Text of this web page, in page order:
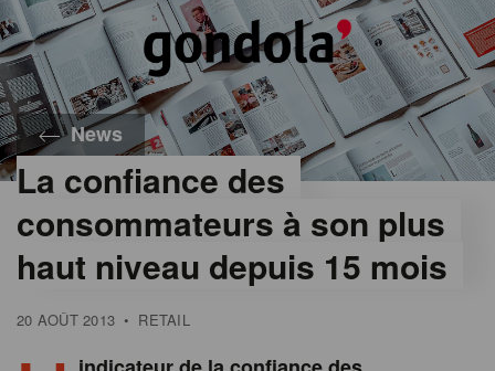
News
La confiance des
consommateurs à son plus
haut niveau depuis 15 mois
20 AOÛT 2013 • RETAIL